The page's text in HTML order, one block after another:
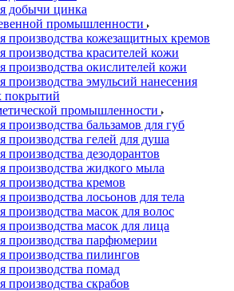
добычи цинка
промышленности
производства кожезащитных кремов
производства красителей кожи
производства окислителей кожи
производства эмульсий нанесения
покрытий
промышленности
производства бальзамов для губ
производства гелей для душа
производства дезодорантов
производства жидкого мыла
производства кремов
производства лосьонов для тела
производства масок для волос
производства масок для лица
производства парфюмерии
производства пилингов
производства помад
производства скрабов